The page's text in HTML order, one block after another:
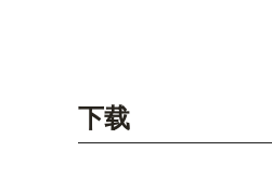
下载